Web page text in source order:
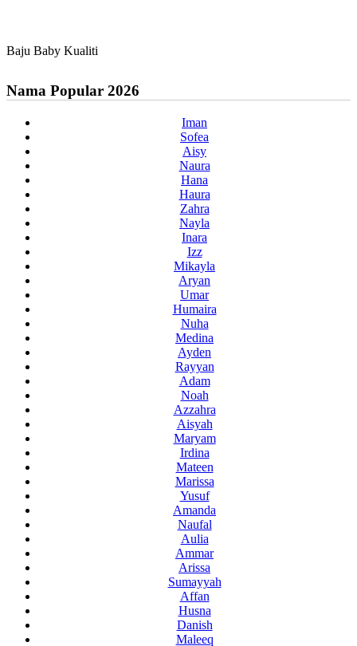
Baju Baby Kualiti
Nama Popular 2026
Iman
Sofea
Aisy
Naura
Hana
Haura
Zahra
Nayla
Inara
Izz
Mikayla
Aryan
Umar
Humaira
Nuha
Medina
Ayden
Rayyan
Adam
Noah
Azzahra
Aisyah
Maryam
Irdina
Mateen
Marissa
Yusuf
Amanda
Naufal
Aulia
Ammar
Arissa
Sumayyah
Affan
Husna
Danish
Maleeq